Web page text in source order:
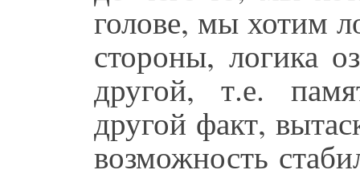
голове, мы хотим
стороны, логика
другой, т.е.
другой факт,
возможность